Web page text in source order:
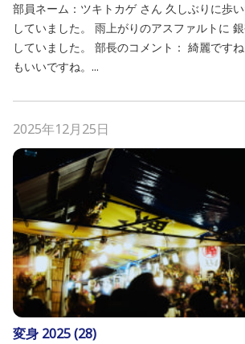
部員ネーム：ツキトカゲ さん 久しぶりに歩
していました。 雨上がりのアスファルトに
していました。 部長のコメント： 綺麗です
もいいですね。...
2025年12月25日
変身 2025 (28)